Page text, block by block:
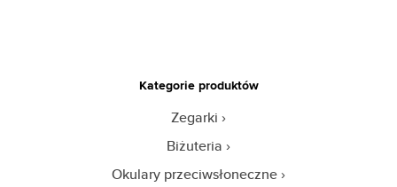
Kategorie produktów
Zegarki
Biżuteria
Okulary przeciwsłoneczne